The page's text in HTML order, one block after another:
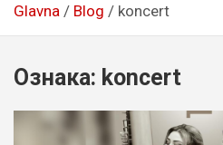
Glavna Blog koncert
Ознака: koncert